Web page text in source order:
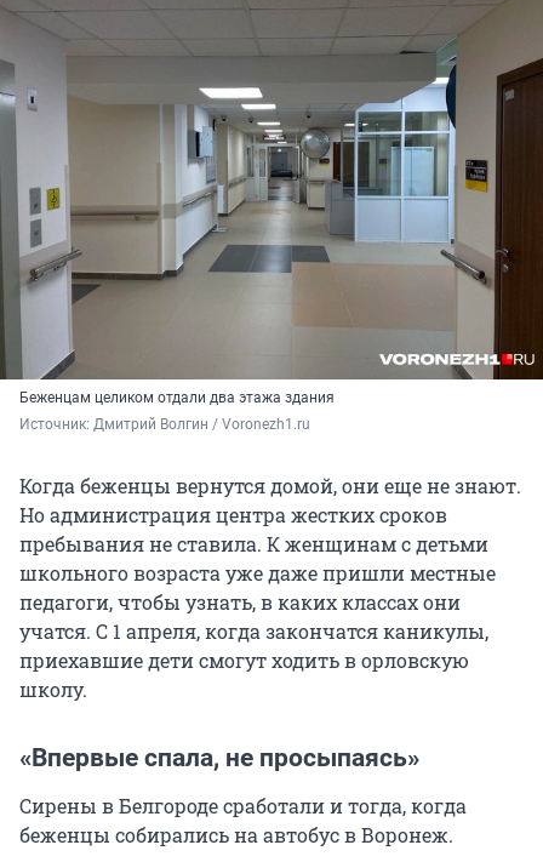
Беженцам целиком отдали два этажа здания
Источник: Дмитрий Волгин / Voronezh1.ru
Когда беженцы вернутся домой, они еще не знают.
Но администрация центра жестких сроков
пребывания не ставила. К женщинам с детьми
школьного возраста уже даже пришли местные
педагоги, чтобы узнать, в каких классах они
учатся. С 1 апреля, когда закончатся каникулы,
приехавшие дети смогут ходить в орловскую
школу.
«Впервые спала, не просыпаясь»
Сирены в Белгороде сработали и тогда, когда
беженцы собирались на автобус в Воронеж.